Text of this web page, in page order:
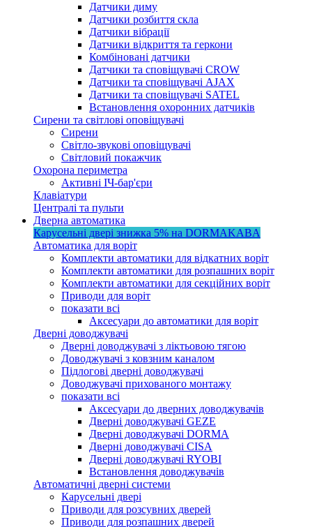
Датчики диму
Датчики розбиття скла
Датчики вібрації
Датчики відкриття та геркони
Комбіновані датчики
Датчики та сповіщувачі CROW
Датчики та сповіщувачі AJAX
Датчики та сповіщувачі SATEL
Встановлення охоронних датчиків
Сирени та світлові оповіщувачі
Сирени
Світло-звукові оповіщувачі
Світловий покажчик
Охорона периметра
Активні ІЧ-бар'єри
Клавіатури
Централі та пульти
Дверна автоматика
Карусельні двері знижка 5% на DORMAKABA
Автоматика для воріт
Комплекти автоматики для відкатних воріт
Комплекти автоматики для розпашних воріт
Комплекти автоматики для секційних воріт
Приводи для воріт
показати всі
Аксесуари до автоматики для воріт
Дверні доводжувачі
Дверні доводжувачі з ліктьовою тягою
Доводжувачі з ковзним каналом
Підлогові дверні доводжувачі
Доводжувачі прихованого монтажу
показати всі
Аксесуари до дверних доводжувачів
Дверні доводжувачі GEZE
Дверні доводжувачі DORMA
Дверні доводжувачі CISA
Дверні доводжувачі RYOBI
Встановлення доводжувачів
Автоматичні дверні системи
Карусельні двері
Приводи для розсувних дверей
Приводи для розпашних дверей